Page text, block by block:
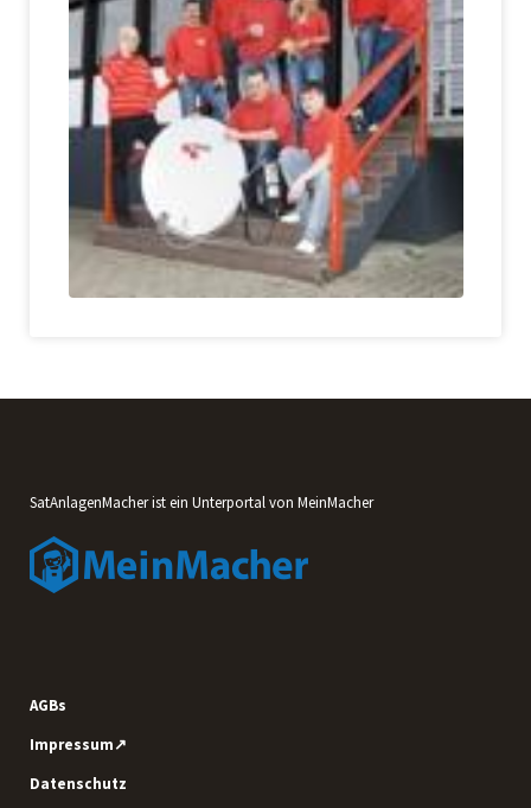
SatAnlagenMacher ist ein Unterportal von MeinMacher
AGBs
Impressum↗
Datenschutz